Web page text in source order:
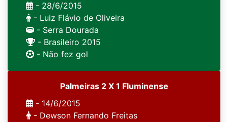
- 28/6/2015
- Luiz Flávio de Oliveira
- Serra Dourada
- Brasileiro 2015
- Não fez gol
Palmeiras 2 X 1 Fluminense
- 14/6/2015
- Dewson Fernando Freitas